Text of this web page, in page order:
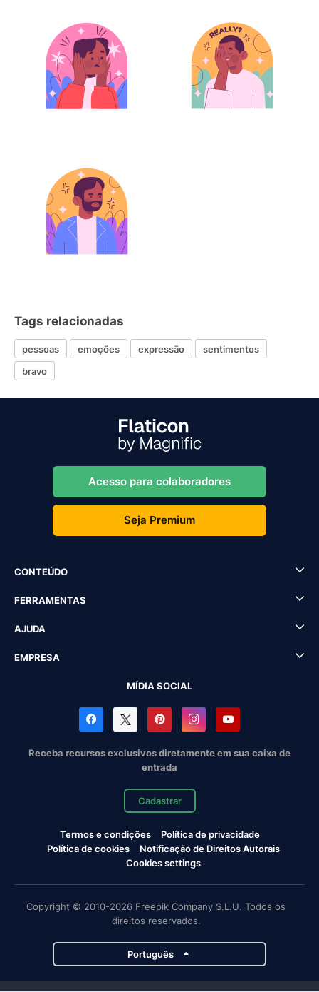
Tags relacionadas
pessoas emoções expressão
sentimentos
bravo
Acesso para colaboradores
Seja Premium
CONTEÚDO
FERRAMENTAS
AJUDA
EMPRESA
MÍDIA SOCIAL
Receba recursos exclusivos diretamente em sua caixa de
entrada
Cadastrar
Termos e condições
Política de privacidade
Política de cookies
Notificação de Direitos Autorais
Cookies settings
Copyright © 2010-2026 Freepik Company S.L.U. Todos os
direitos reservados.
Português